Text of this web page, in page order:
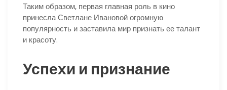
Таким образом, первая главная роль в кино
принесла Светлане Ивановой огромную
популярность и заставила мир признать ее талант
и красоту.
Успехи и признание